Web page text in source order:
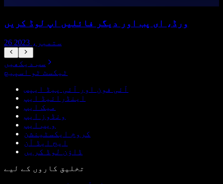
ورڈ، ای پب اور دیگر فائلیں اپ لوڈ کریں
26 ستمبر، 2023
سب دیکھیں
ٹیکسٹ ٹو اسپیچ
آئی فون اور آئی پیڈ ایپس
اینڈرائیڈ ایپ
میک ایپ
ونڈوز ایپ
ویب ایپ
کروم ایکسٹینشن
ایج ایڈ آن
ڈاؤن لوڈ کریں
تخلیق کاروں کے لیے